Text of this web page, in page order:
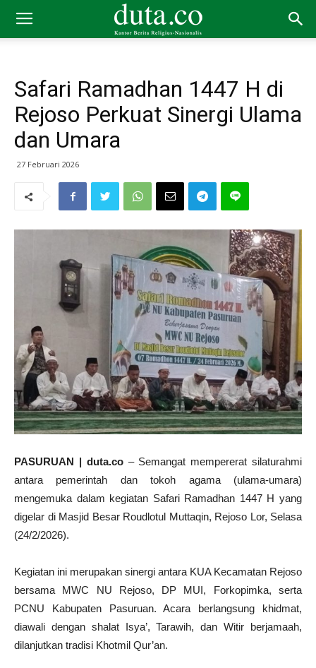
Safari Ramadhan 1447 H di
Rejoso Perkuat Sinergi Ulama
dan Umara
27 Februari 2026
PASURUAN | duta.co – Semangat mempererat silaturahmi
antara pemerintah dan tokoh agama (ulama-umara)
mengemuka dalam kegiatan Safari Ramadhan 1447 H yang
digelar di Masjid Besar Roudlotul Muttaqin, Rejoso Lor, Selasa
(24/2/2026).
Kegiatan ini merupakan sinergi antara KUA Kecamatan Rejoso
bersama MWC NU Rejoso, DP MUI, Forkopimka, serta
PCNU Kabupaten Pasuruan. Acara berlangsung khidmat,
diawali dengan shalat Isya’, Tarawih, dan Witir berjamaah,
dilanjutkan tradisi Khotmil Qur’an.